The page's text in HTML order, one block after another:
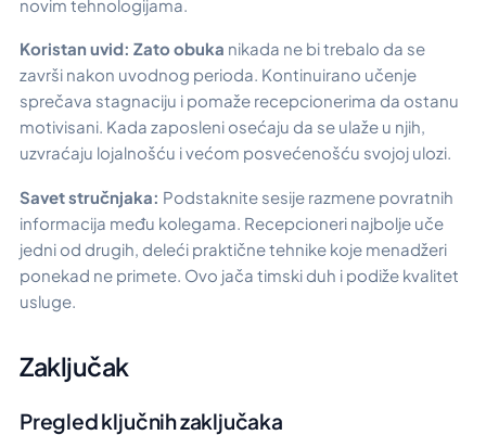
novim tehnologijama.
Koristan uvid: Zato obuka nikada ne bi trebalo da se
završi nakon uvodnog perioda. Kontinuirano učenje
sprečava stagnaciju i pomaže recepcionerima da ostanu
motivisani. Kada zaposleni osećaju da se ulaže u njih,
uzvraćaju lojalnošću i većom posvećenošću svojoj ulozi.
Savet stručnjaka: Podstaknite sesije razmene povratnih
informacija među kolegama. Recepcioneri najbolje uče
jedni od drugih, deleći praktične tehnike koje menadžeri
ponekad ne primete. Ovo jača timski duh i podiže kvalitet
usluge.
Zaključak
Pregled ključnih zaključaka